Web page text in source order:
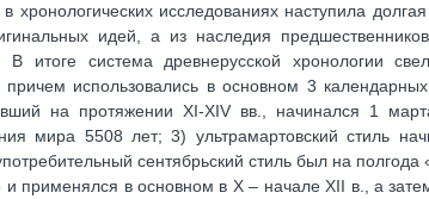
исследованиях наступила
идей, а из наследия
В итоге система древне­русской хронологии
использовались в основном 3
на протяжении XI-XIV вв., начинался 1
мира 5508 лет; 3) ультрамартовский стиль
сентябрьский стиль был на
применялся в основном в X – начале XII в., а